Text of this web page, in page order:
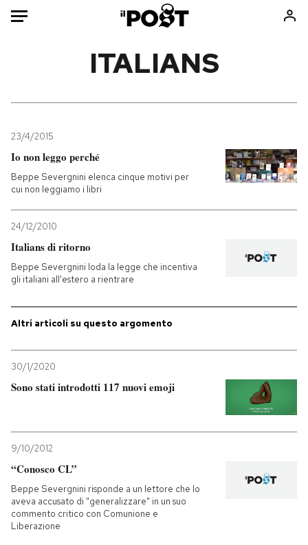
Mondo
Politica
Tecnologia
Internet
Scienza
Economia
Sport
Consumismi
Storie/Idee
Media
Mondiali calcio 2026
NEWSLETTER
SHOP
CALENDARIO
ITALIANS
23/4/2015
Io non leggo perché
Beppe Severgnini elenca cinque motivi per
cui non leggiamo i libri
24/12/2010
Italians di ritorno
Beppe Severgnini loda la legge che incentiva
gli italiani all'estero a rientrare
Altri articoli su questo argomento
30/1/2020
Sono stati introdotti 117 nuovi emoji
9/10/2012
“Conosco CL”
Beppe Severgnini risponde a un lettore che lo
aveva accusato di "generalizzare" in un suo
commento critico con Comunione e
Liberazione